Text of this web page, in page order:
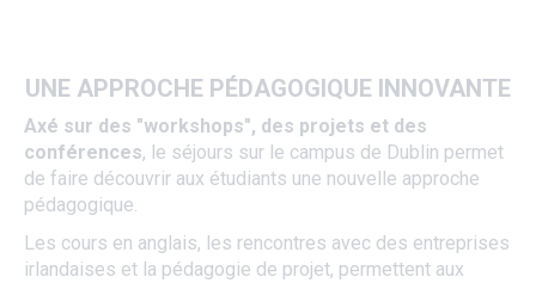
UNE APPROCHE PÉDAGOGIQUE INNOVANTE
Axé sur des "workshops", des projets et des
conférences, le séjours sur le campus de Dublin permet
de faire découvrir aux étudiants une nouvelle approche
pédagogique.
Les cours en anglais, les rencontres avec des entreprises
irlandaises et la pédagogie de projet, permettent aux